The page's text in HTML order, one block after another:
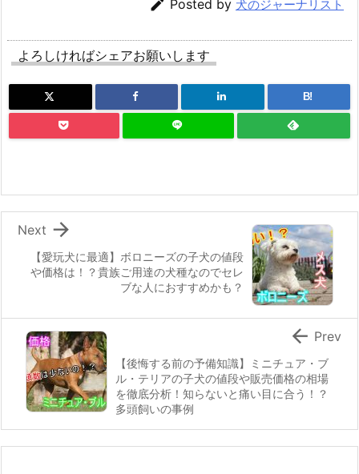
 Posted by 犬のジャーナリスト
よろしければシェアお願いします
B!
【愛玩犬に最適】ボロニーズの子犬の値段
や価格は！？貴族ご用達の犬種なのでセレ
ブな人におすすめかも？

Next
【後悔する前の予備知識】ミニチュア・ブ
ル・テリアの子犬の値段や販売価格の相場
を徹底分析！知らないと痛い目に合う！？
多頭飼いの事例
 Prev